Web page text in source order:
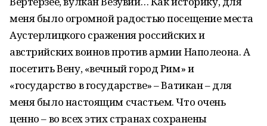
меня было огромной радостью посещение места
Аустерлицкого сражения российских и
австрийских воинов против армии Наполеона. А
посетить Вену, «вечный город Рим» и
«государство в государстве» – Ватикан – для
меня было настоящим счастьем. Что очень
ценно – во всех этих странах сохранены